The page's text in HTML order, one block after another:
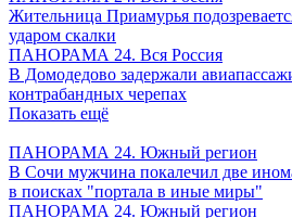
Жительница Приамурья
ударом скалки
ПАНОРАМА 24. Вся Россия
В Домодедово задержали
контрабандных черепах
Показать ещё
ПАНОРАМА 24. Южный регион
В Сочи мужчина покалечил две
в поисках "портала в иные миры"
ПАНОРАМА 24. Южный регион